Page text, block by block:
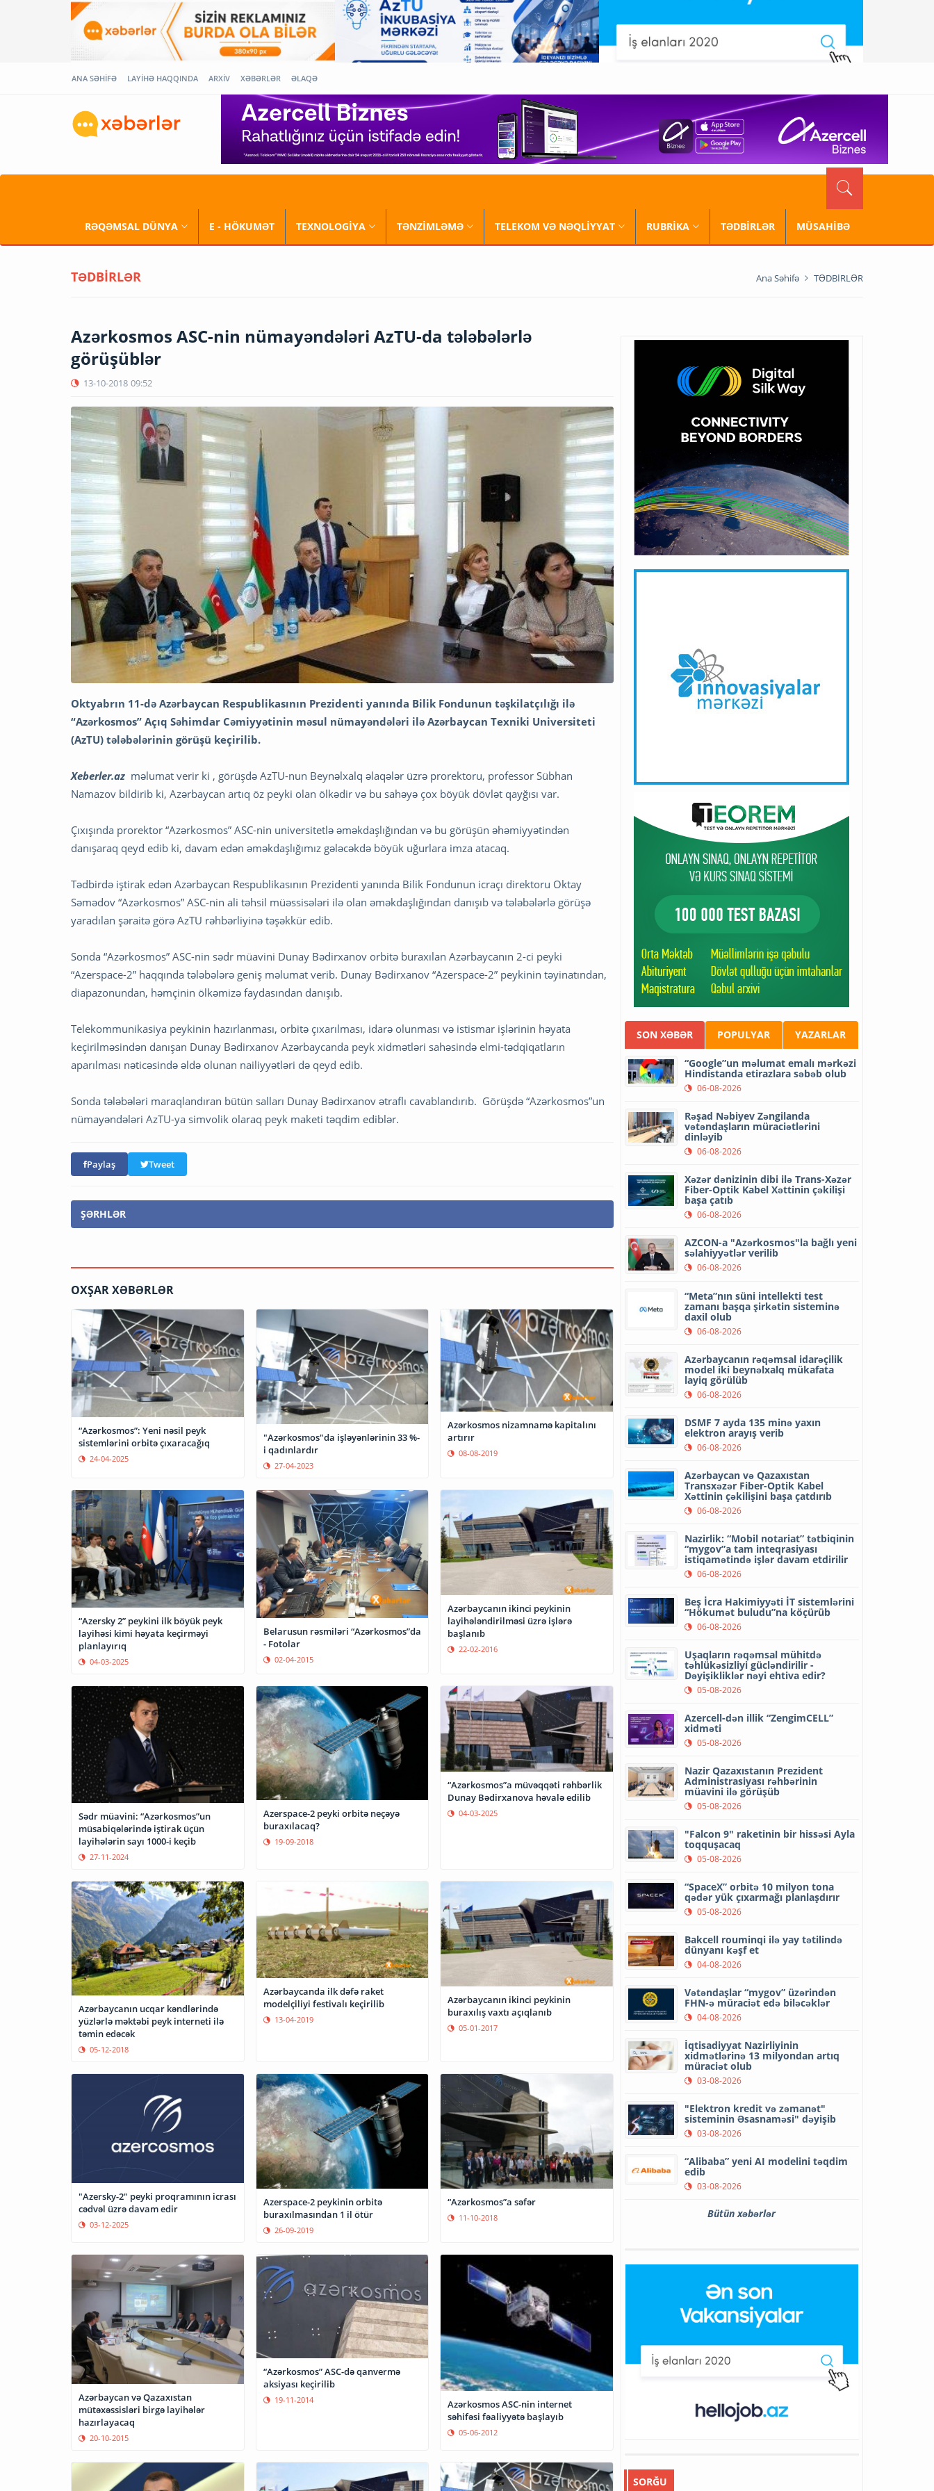
ANA SƏHİFƏ LAYİHƏ HAQQINDA ARXİV XƏBƏRLƏR ƏLAQƏ
RƏQƏMSAL DÜNYA E - HÖKUMƏT TEXNOLOGİYA TƏNZİMLƏMƏ TELEKOM VƏ NƏQLİYYAT RUBRİKA TƏDBİRLƏR MÜSAHİBƏ
TƏDBİRLƏR Ana Səhifə TƏDBİRLƏR
Azərkosmos ASC-nin nümayəndələri AzTU-da tələbələrlə
görüşüblər
13-10-2018 09:52
Oktyabrın 11-də Azərbaycan Respublikasının Prezidenti yanında Bilik Fondunun təşkilatçılığı ilə
“Azərkosmos” Açıq Səhimdar Cəmiyyətinin məsul nümayəndələri ilə Azərbaycan Texniki Universiteti
(AzTU) tələbələrinin görüşü keçirilib.
Xeberler.az məlumat verir ki , görüşdə AzTU-nun Beynəlxalq əlaqələr üzrə prorektoru, professor Sübhan
Namazov bildirib ki, Azərbaycan artıq öz peyki olan ölkədir və bu sahəyə çox böyük dövlət qayğısı var.
Çıxışında prorektor “Azərkosmos” ASC-nin universitetlə əməkdaşlığından və bu görüşün əhəmiyyətindən
danışaraq qeyd edib ki, davam edən əməkdaşlığımız gələcəkdə böyük uğurlara imza atacaq.
Tədbirdə iştirak edən Azərbaycan Respublikasının Prezidenti yanında Bilik Fondunun icraçı direktoru Oktay
Səmədov “Azərkosmos” ASC-nin ali təhsil müəssisələri ilə olan əməkdaşlığından danışıb və tələbələrlə görüşə
yaradılan şəraitə görə AzTU rəhbərliyinə təşəkkür edib.
Sonda “Azərkosmos” ASC-nin sədr müavini Dunay Bədirxanov orbitə buraxılan Azərbaycanın 2-ci peyki
“Azerspace-2” haqqında tələbələrə geniş məlumat verib. Dunay Bədirxanov “Azerspace-2” peykinin təyinatından,
diapazonundan, həmçinin ölkəmizə faydasından danışıb.
Telekommunikasiya peykinin hazırlanması, orbitə çıxarılması, idarə olunması və istismar işlərinin həyata
keçirilməsindən danışan Dunay Bədirxanov Azərbaycanda peyk xidmətləri sahəsində elmi-tədqiqatların
aparılması nəticəsində əldə olunan nailiyyətləri də qeyd edib.
Sonda tələbələri maraqlandıran bütün salları Dunay Bədirxanov ətraflı cavablandırıb. Görüşdə “Azərkosmos”un
nümayəndələri AzTU-ya simvolik olaraq peyk maketi təqdim ediblər.
Paylaş Tweet
ŞƏRHLƏR
OXŞAR XƏBƏRLƏR
“Azərkosmos”: Yeni nəsil peyk
sistemlərini orbitə çıxaracağıq
24-04-2025
"Azərkosmos"da işləyənlərinin 33 %-
i qadınlardır
27-04-2023
Azərkosmos nizamnamə kapitalını
artırır
08-08-2019
“Azersky 2” peykini ilk böyük peyk
layihəsi kimi həyata keçirməyi
planlayırıq
04-03-2025
Belarusun rəsmiləri “Azərkosmos”da
- Fotolar
02-04-2015
Azərbaycanın ikinci peykinin
layihələndirilməsi üzrə işlərə
başlanıb
22-02-2016
Sədr müavini: “Azərkosmos”un
müsabiqələrində iştirak üçün
layihələrin sayı 1000-i keçib
27-11-2024
Azerspace-2 peyki orbitə neçəyə
buraxılacaq?
19-09-2018
“Azərkosmos”a müvəqqəti rəhbərlik
Dunay Bədirxanova həvalə edilib
04-03-2025
Azərbaycanın ucqar kəndlərində
yüzlərlə məktəbi peyk interneti ilə
təmin edəcək
05-12-2018
Azərbaycanda ilk dəfə raket
modelçiliyi festivalı keçirilib
13-04-2019
Azərbaycanın ikinci peykinin
buraxılış vaxtı açıqlanıb
05-01-2017
"Azersky-2" peyki proqramının icrası
cədvəl üzrə davam edir
03-12-2025
Azerspace-2 peykinin orbitə
buraxılmasından 1 il ötür
26-09-2019
“Azərkosmos”a səfər
11-10-2018
Azərbaycan və Qazaxıstan
mütəxəssisləri birgə layihələr
hazırlayacaq
20-10-2015
“Azərkosmos” ASC-də qanvermə
aksiyası keçirilib
19-11-2014
Azərkosmos ASC-nin internet
səhifəsi fəaliyyətə başlayıb
05-06-2012
SON XƏBƏR POPULYAR YAZARLAR
“Google”un məlumat emalı mərkəzi
Hindistanda etirazlara səbəb olub
06-08-2026
Rəşad Nəbiyev Zəngilanda
vətəndaşların müraciətlərini
dinləyib
06-08-2026
Xəzər dənizinin dibi ilə Trans-Xəzər
Fiber-Optik Kabel Xəttinin çəkilişi
başa çatıb
06-08-2026
AZCON-a "Azərkosmos"la bağlı yeni
səlahiyyətlər verilib
06-08-2026
“Meta”nın süni intellekti test
zamanı başqa şirkətin sisteminə
daxil olub
06-08-2026
Azərbaycanın rəqəmsal idarəçilik
model iki beynəlxalq mükafata
layiq görülüb
06-08-2026
DSMF 7 ayda 135 minə yaxın
elektron arayış verib
06-08-2026
Azərbaycan və Qazaxıstan
Transxəzər Fiber-Optik Kabel
Xəttinin çəkilişini başa çatdırıb
06-08-2026
Nazirlik: “Mobil notariat” tətbiqinin
“mygov”a tam inteqrasiyası
istiqamətində işlər davam etdirilir
06-08-2026
Beş İcra Hakimiyyəti İT sistemlərini
“Hökumət buludu”na köçürüb
06-08-2026
Uşaqların rəqəmsal mühitdə
təhlükəsizliyi gücləndirilir -
Dəyişikliklər nəyi ehtiva edir?
05-08-2026
Azercell-dən illik “ZengimCELL”
xidməti
05-08-2026
Nazir Qazaxıstanın Prezident
Administrasiyası rəhbərinin
müavini ilə görüşüb
05-08-2026
"Falcon 9" raketinin bir hissəsi Ayla
toqquşacaq
05-08-2026
“SpaceX” orbitə 10 milyon tona
qədər yük çıxarmağı planlaşdırır
05-08-2026
Bakcell rouminqi ilə yay tətilində
dünyanı kəşf et
04-08-2026
Vətəndaşlar “mygov” üzərindən
FHN-ə müraciət edə biləcəklər
04-08-2026
İqtisadiyyat Nazirliyinin
xidmətlərinə 13 milyondan artıq
müraciət olub
03-08-2026
"Elektron kredit və zəmanət"
sisteminin Əsasnaməsi" dəyişib
03-08-2026
“Alibaba” yeni AI modelini təqdim
edib
03-08-2026
Bütün xəbərlər
SORĞU